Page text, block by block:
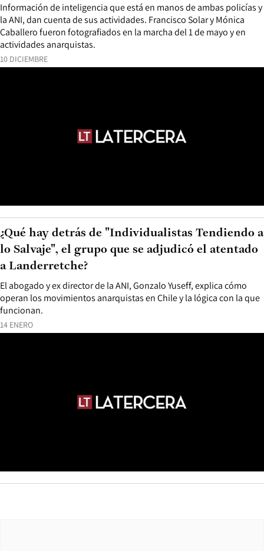
10 DICIEMBRE
Información de inteligencia que está en manos de ambas policías y
la ANI, dan cuenta de sus actividades. Francisco Solar y Mónica
Caballero fueron fotografiados en la marcha del 1 de mayo y en
actividades anarquistas.
14 ENERO
El abogado y ex director de la ANI, Gonzalo Yuseff, explica cómo
operan los movimientos anarquistas en Chile y la lógica con la que
funcionan.
¿Qué hay detrás de "Individualistas Tendiendo a
lo Salvaje", el grupo que se adjudicó el atentado
a Landerretche?